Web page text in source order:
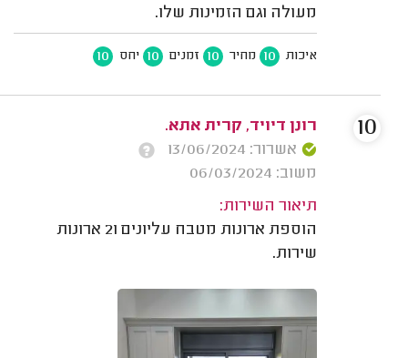
מעולה וגם הזמינות שלו.
איכות 10 מחיר 10 זמנים 10 יחס 10
רונן דיויד, קרית אתא.
אשרור: 13/06/2024
משוב: 06/03/2024
תיאור השירות:
הוספת ארונות מטבח עליונים ו2 ארונות
שירות.
10